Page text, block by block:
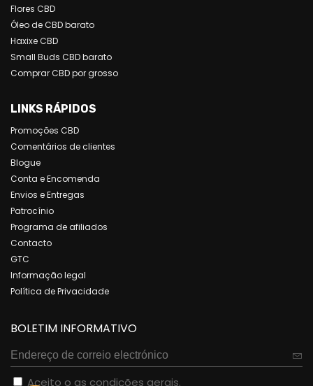
Flores CBD
Óleo de CBD barato
Haxixe CBD
Small Buds CBD barato
Comprar CBD por grosso
LINKS RÁPIDOS
Promoções CBD
Comentários de clientes
Blogue
Conta e Encomenda
Envios e Entregas
Patrocínio
Programa de afiliados
Contacto
GTC
Informação legal
Política de Privacidade
BOLETIM INFORMATIVO
Aceito o as condições gerais.